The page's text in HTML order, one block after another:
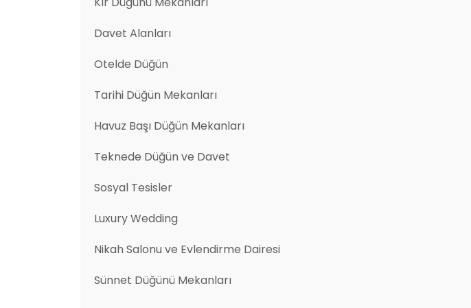
Davet Alanları
Otelde Düğün
Tarihi Düğün Mekanları
Havuz Başı Düğün Mekanları
Teknede Düğün ve Davet
Sosyal Tesisler
Luxury Wedding
Nikah Salonu ve Evlendirme Dairesi
Sünnet Düğünü Mekanları